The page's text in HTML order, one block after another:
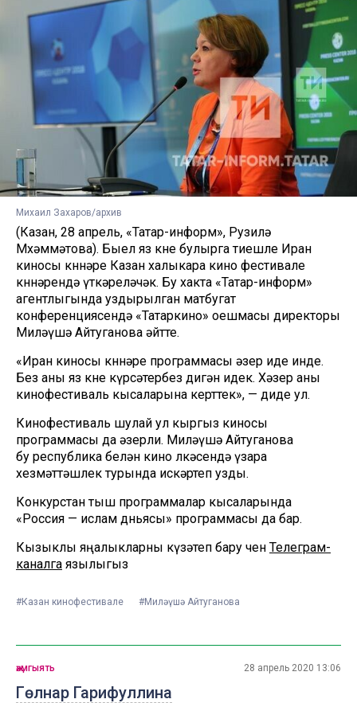
Михаил Захаров/архив
(Казан, 28 апрель, «Татар-информ», Рузилә
Мөхәммәтова). Быел яз көне булырга тиешле Иран
киносы көннәре Казан халыкара кино фестивале
көннәрендә үткәреләчәк. Бу хакта «Татар-информ»
агентлыгында уздырылган матбугат
конференциясендә «Татаркино» оешмасы директоры
Миләүшә Айтуганова әйтте.
«Иран киносы көннәре программасы әзер иде инде.
Без аны яз көне күрсәтербез дигән идек. Хәзер аны
кинофестиваль кысаларына керттек», — диде ул.
Кинофестиваль шулай ул кыргыз киносы
программасы да әзерли. Миләүшә Айтуганова
бу республика белән кино өлкәсендә үзара
хезмәттәшлек турында искәртеп узды.
Конкурстан тыш программалар кысаларында
«Россия — ислам дөньясы» программасы да бар.
Кызыклы яңалыкларны күзәтеп бару өчен Телеграм-
каналга язылыгыз
#Казан кинофестивале #Миләүшә Айтуганова
Гөлнар Гарифуллина
җәмгыять 28 апрель 2020 13:06